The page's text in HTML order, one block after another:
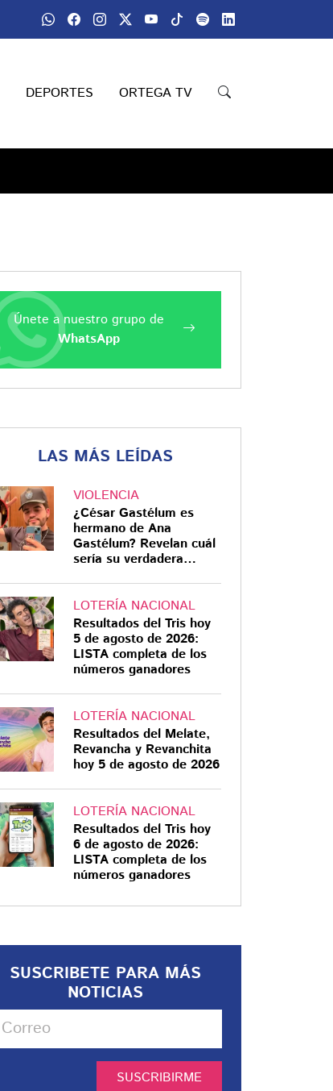
DEPORTES ORTEGA TV
Únete a nuestro grupo de
WhatsApp
LAS MÁS LEÍDAS
VIOLENCIA
¿César Gastélum es
hermano de Ana
Gastélum? Revelan cuál
sería su verdadera
LOTERÍA NACIONAL
Resultados del Tris hoy
5 de agosto de 2026:
LISTA completa de los
números ganadores
LOTERÍA NACIONAL
Resultados del Melate,
Revancha y Revanchita
hoy 5 de agosto de 2026
LOTERÍA NACIONAL
Resultados del Tris hoy
6 de agosto de 2026:
LISTA completa de los
números ganadores
SUSCRIBETE PARA MÁS
NOTICIAS
SUSCRIBIRME